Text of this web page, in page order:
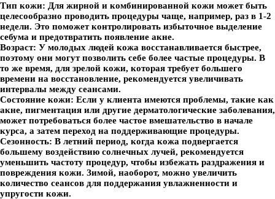
Тип кожи: Для жирной и комбинированной кожи может быть
целесообразно проводить процедуры чаще, например, раз в 1-2
недели. Это поможет контролировать избыточное выделение
себума и предотвратить появление акне.
Возраст: У молодых людей кожа восстанавливается быстрее,
поэтому они могут позволить себе более частые процедуры. В
то же время, для зрелой кожи, которая требует большего
времени на восстановление, рекомендуется увеличивать
интервалы между сеансами.
Состояние кожи: Если у клиента имеются проблемы, такие как
акне, пигментация или другие дерматологические заболевания,
может потребоваться более частое вмешательство в начале
курса, а затем переход на поддерживающие процедуры.
Сезонность: В летний период, когда кожа подвергается
большему воздействию солнечных лучей, рекомендуется
уменьшить частоту процедур, чтобы избежать раздражения и
повреждения кожи. Зимой, наоборот, можно увеличить
количество сеансов для поддержания увлажненности и
упругости кожи.